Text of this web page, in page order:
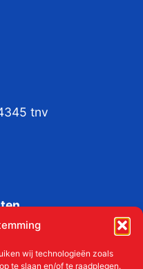
wij technologieën zoals
te slaan en/of te raadplegen.
tnv